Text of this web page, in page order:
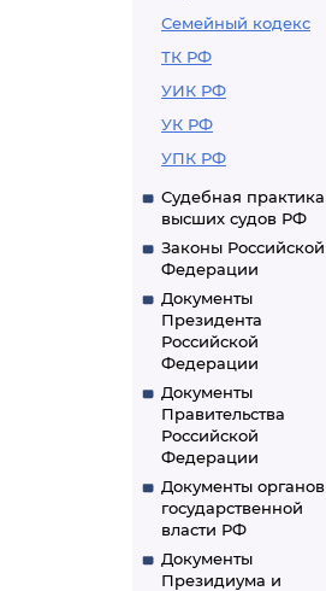
Семейный кодекс
ТК РФ
УИК РФ
УК РФ
УПК РФ
Судебная практика
высших судов РФ
Законы Российской
Федерации
Документы
Президента
Российской
Федерации
Документы
Правительства
Российской
Федерации
Документы органов
государственной
власти РФ
Документы
Президиума и